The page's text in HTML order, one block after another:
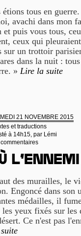
étions tous en
avachi dans mon
et puis vous tous,
ceux qui
sur un trottoir
dans la nuit :
» Lire la suite
21 NOVEMBRE 2015
et traductions
à 14h15, par Lémi
des murailles, le
Engoncé dans son
médailles, il
yeux fixés sur les
Ce n'est pas